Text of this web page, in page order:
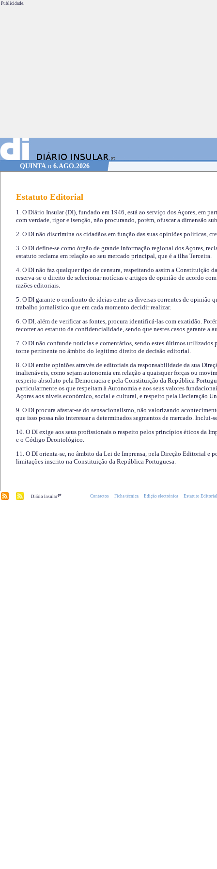
Publicidade.
QUINTAo 6.AGO.2026
Estatuto Editorial
1. O Diário Insular (DI), fundado em 1946, está ao serviço dos Açores, em
com verdade, rigor e isenção, não procurando, porém, ofuscar a dimensão
2. O DI não discrimina os cidadãos em função das suas opiniões políticas,
3. O DI define-se como órgão de grande informação regional dos Açores,
estatuto reclama em relação ao seu mercado principal, que é a ilha Terceira.
4. O DI não faz qualquer tipo de censura, respeitando assim a Constituição
reserva-se o direito de selecionar notícias e artigos de opinião de acordo
razões editoriais.
5. O DI garante o confronto de ideias entre as diversas correntes de opinião
trabalho jornalístico que em cada momento decidir realizar.
6. O DI, além de verificar as fontes, procura identificá-las com exatidão.
recorrer ao estatuto da confidencialidade, sendo que nestes casos garante a
7. O DI não confunde notícias e comentários, sendo estes últimos utilizados
torne pertinente no âmbito do legítimo direito de decisão editorial.
8. O DI emite opiniões através de editoriais da responsabilidade da sua
inalienáveis, como sejam autonomia em relação a quaisquer forças ou
respeito absoluto pela Democracia e pela Constituição da República
particularmente os que respeitam à Autonomia e aos seus valores
Açores aos níveis económico, social e cultural, e respeito pela Declaração
9. O DI procura afastar-se do sensacionalismo, não valorizando
que isso possa não interessar a determinados segmentos de mercado.
10. O DI exige aos seus profissionais o respeito pelos princípios éticos da
e o Código Deontológico.
11. O DI orienta-se, no âmbito da Lei de Imprensa, pela Direção Editorial e
limitações inscrito na Constituição da República Portuguesa.
Diário Insular.pt Contactos Ficha técnica Edição electrónica Estatuto Editorial